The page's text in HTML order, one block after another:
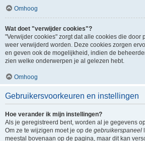
Omhoog
Wat doet "verwijder cookies"?
"Verwijder cookies" zorgt dat alle cookies die door
weer verwijderd worden. Deze cookies zorgen
en geven ook de mogelijkheid, indien de
zien welke onderwerpen je al gelezen hebt.
Omhoog
Gebruikersvoorkeuren en instellingen
Hoe verander ik mijn instellingen?
Als je geregistreerd bent, worden al je gegevens
Om ze te wijzigen moet je op de gebruikerspaneel
meestal bovenaan op de pagina, maar dit kan